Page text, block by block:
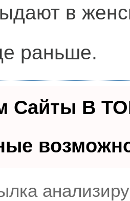
в
раньше.
Сайты В